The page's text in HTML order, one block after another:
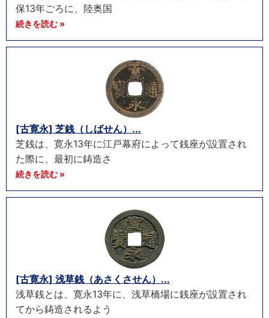
保13年ごろに、陸奥国
続きを読む »
[古寛永] 芝銭（しばせん）...
芝銭は、寛永13年に江戸幕府によって銭座が設置され
た際に、最初に鋳造さ
続きを読む »
[古寛永] 浅草銭（あさくさせん）...
浅草銭とは、寛永13年に、浅草橋場に銭座が設置され
てから鋳造されるよう